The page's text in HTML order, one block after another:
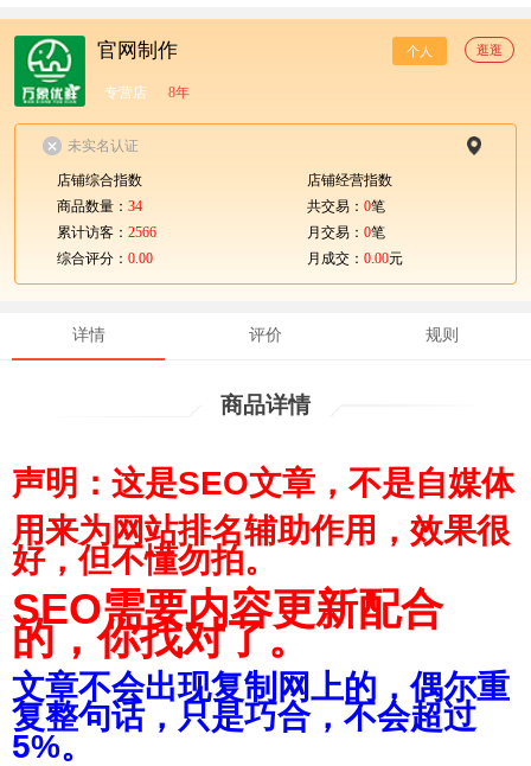
官网制作 个人 逛逛
专营店 8年
未实名认证
店铺综合指数
商品数量： 34
累计访客： 2566
综合评分： 0.00
店铺经营指数
共交易： 0笔
月交易： 0笔
月成交： 0.00元
详情 评价 规则
商品详情
声明：这是SEO文章，不是自媒体
用来为网站排名辅助作用，效果很
好，但不懂勿拍。
SEO需要内容更新配合
的，你找对了。
文章不会出现复制网上的，偶尔重
复整句话，只是巧合，不会超过
5%。